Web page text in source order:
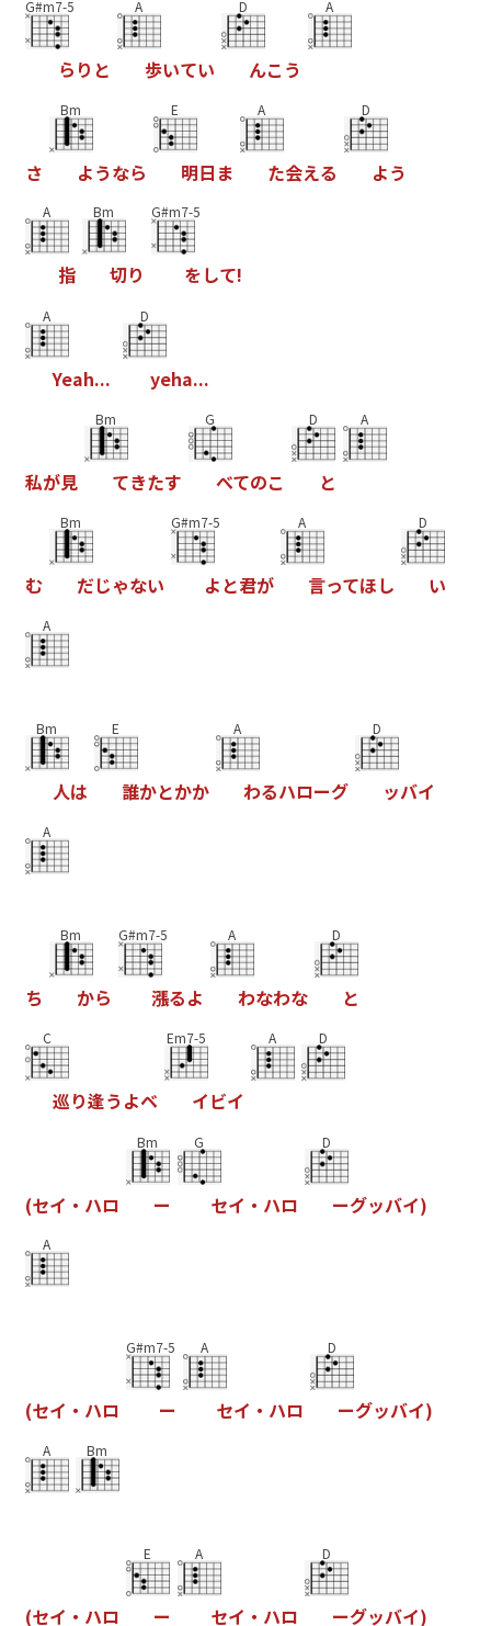
G#m7-5
ら り と
A
歩いてい
D
んこ う
A
さ
Bm
ようなら
E
明日 ま
A
た会える
D
よう
A
指
Bm
切り
G#m7-5
をして!
A
Yeah...
D
yeha...
私が見
Bm
てきたす
G
べてのこ
D
と
A
む
Bm
だじゃない
G#m7-5
よ と君が
A
言ってほし
D
い
A
Bm
人は
E
誰かとかか
A
わるハローグ
D
ッバイ
A
ち
Bm
から
G#m7-5
漲るよ
A
わなわな
D
と
C
巡り逢う よベ
Em7-5
イビイ
A D
(セイ ・ ハロ
Bm
ー
G
セイ ・ ハロ
D
ーグッバイ)
A
(セイ ・ ハロ
G#m7-5
ー
A
セイ ・ ハロ
D
ーグッバイ)
A Bm
(セイ ・ ハロ
E
ー
A
セイ ・ ハロ
D
ーグッバイ)